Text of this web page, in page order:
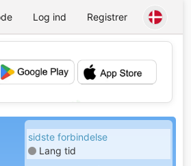
Log ind Registrer
💕
sidste forbindelse
Lang tid